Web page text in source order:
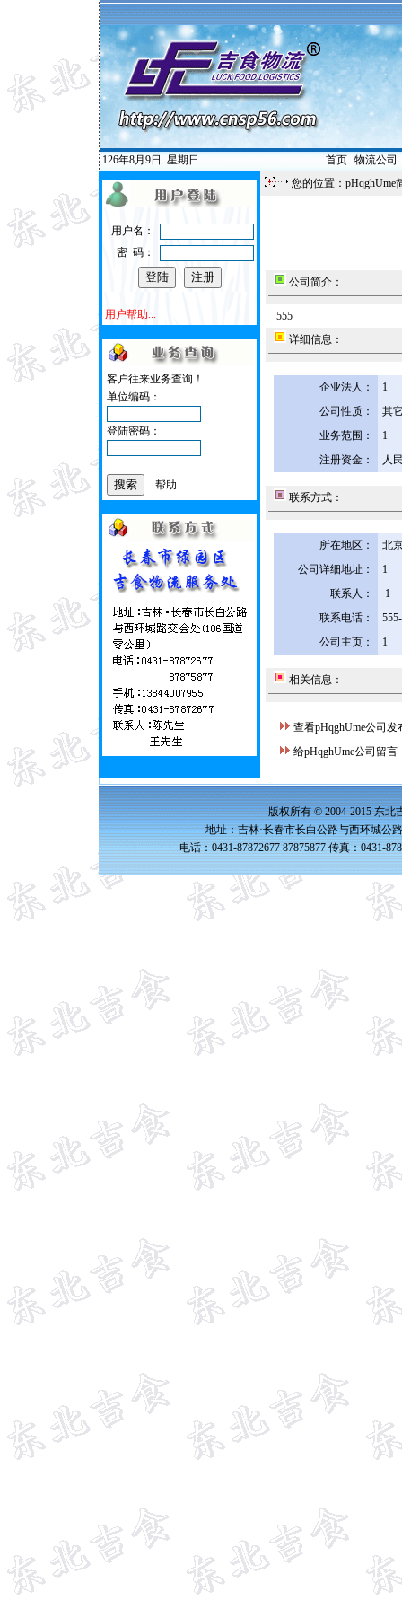
126年8月9日 星期日 首页| 物流公司
用户名：
密 码：
用户帮助...
客户往来业务查询！
单位编码：
登陆密码：
帮助......
您的位置：pHqghUme
公司简介：
555
详细信息：
企业法人：
1
公司性质：
其
业务范围：
1
注册资金：
人
联系方式：
所在地区：
北
公司详细地址：
1
联系人：
1
联系电话：
公司主页：
1
相关信息：
查看pHqghUme公司发
给pHqghUme公司留言
版权所有 © 2004-2015 东北
地址：吉林·长春市长白公路与西环城公
电话：0431-87872677 87875877 传真：0431-